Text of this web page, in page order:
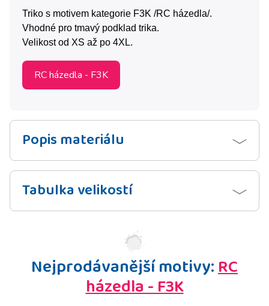
Triko s motivem kategorie F3K /RC házedla/.
Vhodné pro tmavý podklad trika.
Velikost od XS až po 4XL.
RC házedla - F3K
Popis materiálu
Tabulka velikostí
Nejprodávanější motivy:RC
házedla - F3K